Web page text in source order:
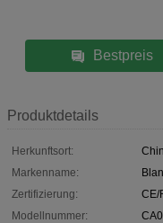
Bestpreis
Produktdetails
Herkunftsort:
Markenname:
Zertifizierung:
CE/
Modellnummer: